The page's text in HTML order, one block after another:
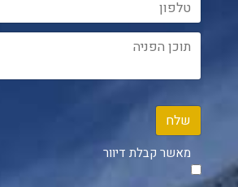
שלח
מאשר קבלת דיוור